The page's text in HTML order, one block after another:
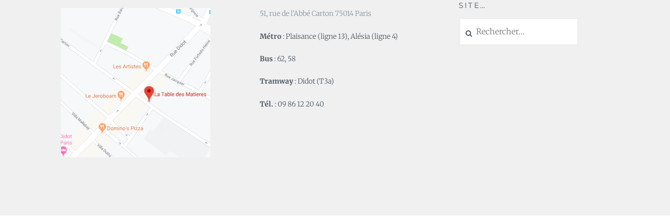
51, rue de l’Abbé Carton 75014 Paris
Métro : Plaisance (ligne 13), Alésia (ligne 4)
Bus : 62, 58
Tramway: Didot (T3a)
Tél. : 09 86 12 20 40
SITE…